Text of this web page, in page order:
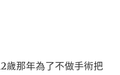
歲那年為了不做手術把